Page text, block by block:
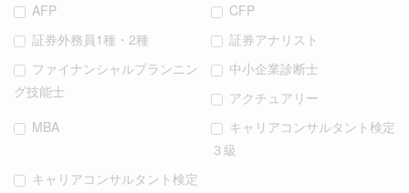
AFP
CFP
証券外務員1種・2種
証券アナリスト
ファイナンシャルプランニン
グ技能士
中小企業診断士
アクチュアリー
MBA
キャリアコンサルタント検定
３級
キャリアコンサルタント検定